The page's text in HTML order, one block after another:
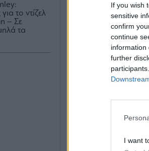
If you wish
sensitive
confirm
continue
information
further
I want
το ντίζελ
– Σε
τα